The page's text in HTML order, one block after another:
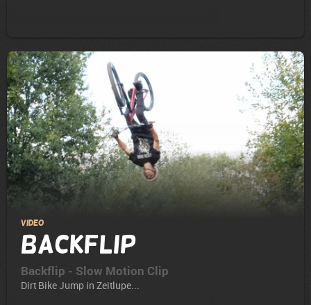
Video
Backflip
Backflip - Slow Motion Clip
Dirt Bike Jump in Zeitlupe...